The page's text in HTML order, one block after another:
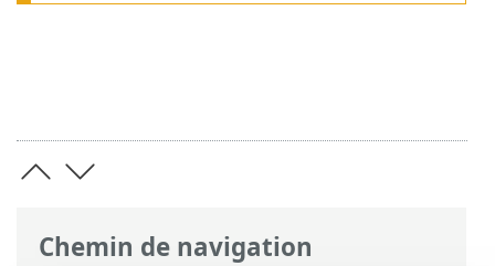
Chemin de navigation